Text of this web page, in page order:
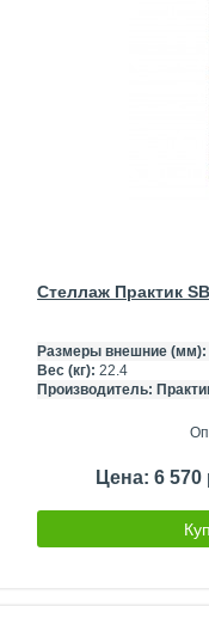
Стеллаж Практик
Размеры внешние (мм):
Вес (кг): 22.4
Производитель:
Цена: 6 570